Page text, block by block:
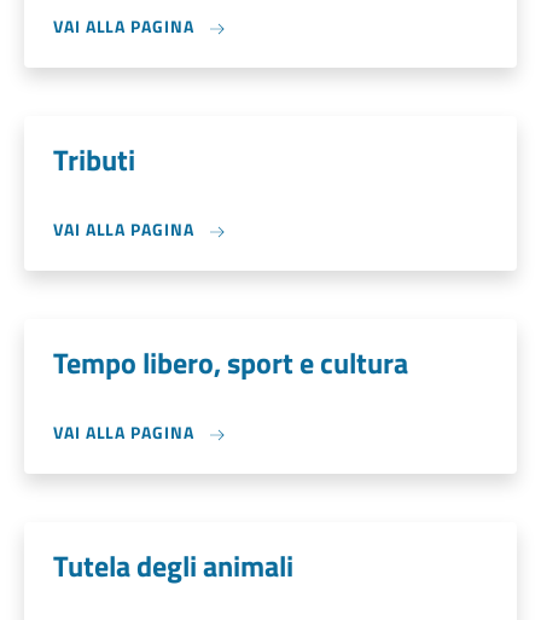
VAI ALLA PAGINA
Tributi
VAI ALLA PAGINA
Tempo libero, sport e cultura
VAI ALLA PAGINA
Tutela degli animali